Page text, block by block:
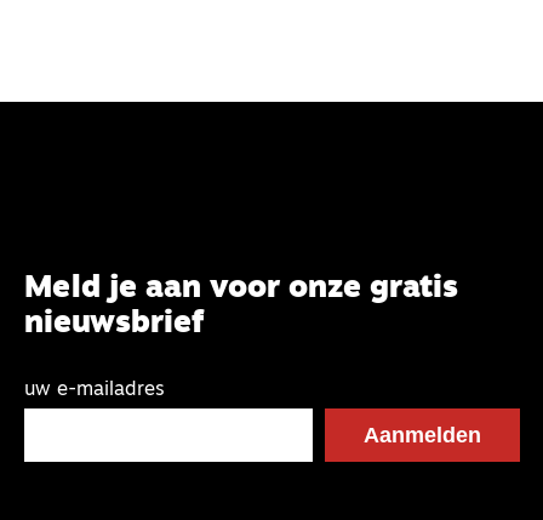
Meld je aan voor onze gratis
nieuwsbrief
uw e-mailadres